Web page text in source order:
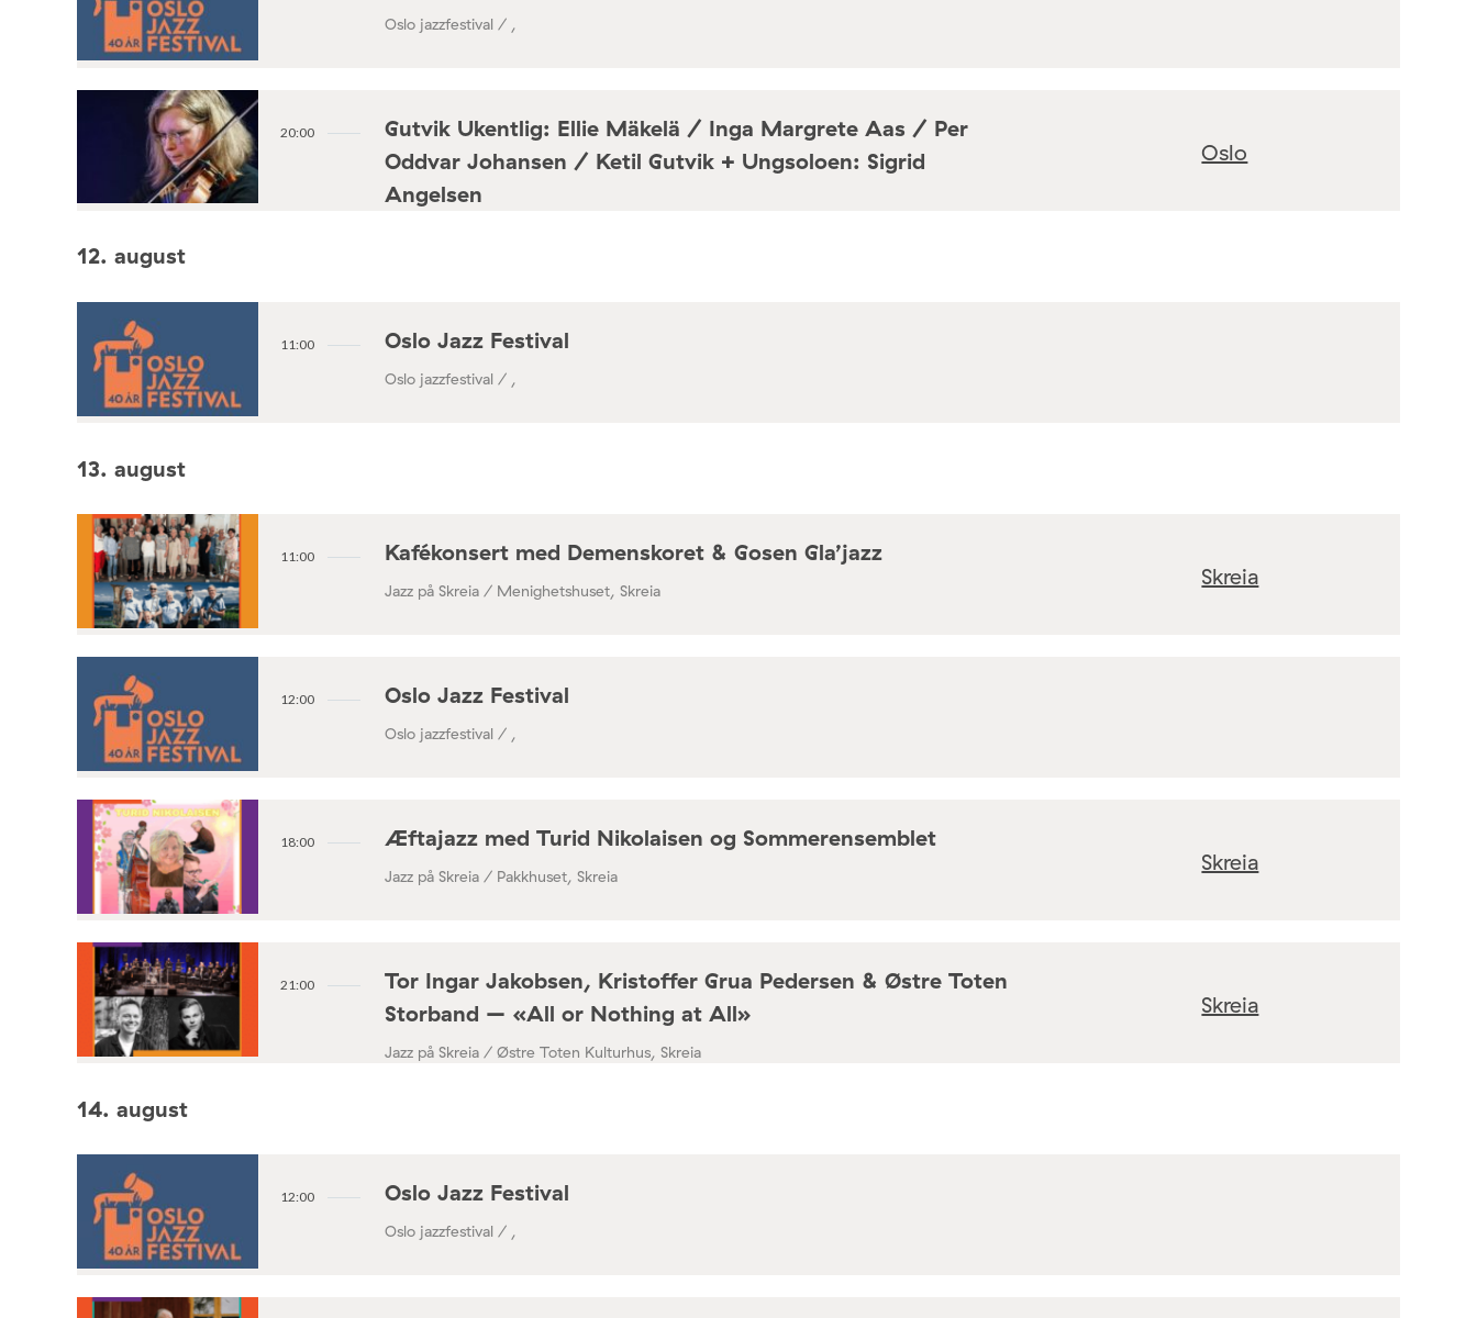
Oslo jazzfestival / ,
20:00
Gutvik Ukentlig: Ellie Mäkelä / Inga Margrete Aas / Per
Oddvar Johansen / Ketil Gutvik + Ungsoloen: Sigrid
Angelsen
Oslo
12. august
11:00 Oslo Jazz Festival
Oslo jazzfestival / ,
13. august
11:00 Kafékonsert med Demenskoret & Gosen Gla’jazz
Jazz på Skreia / Menighetshuset, Skreia
Skreia
12:00 Oslo Jazz Festival
Oslo jazzfestival / ,
18:00 Æftajazz med Turid Nikolaisen og Sommerensemblet
Jazz på Skreia / Pakkhuset, Skreia
Skreia
21:00
Tor Ingar Jakobsen, Kristoffer Grua Pedersen & Østre Toten
Storband – «All or Nothing at All»
Jazz på Skreia / Østre Toten Kulturhus, Skreia
Skreia
14. august
12:00 Oslo Jazz Festival
Oslo jazzfestival / ,